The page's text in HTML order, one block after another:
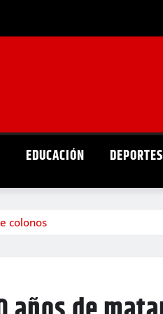
EDUCACIÓN DEPORTES
colonos